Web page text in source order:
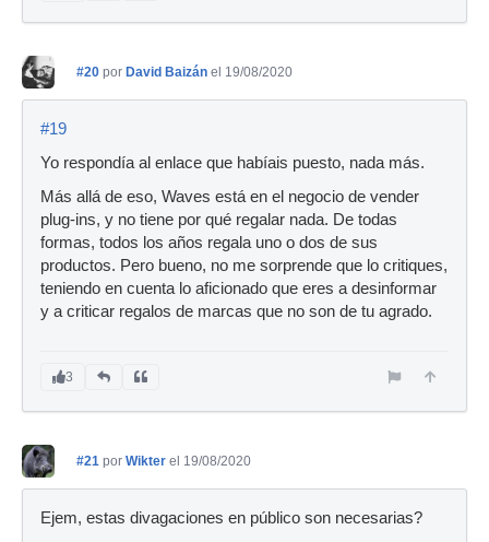
#20 por David Baizán el 19/08/2020
#19
Yo respondía al enlace que habíais puesto, nada más.
Más allá de eso, Waves está en el negocio de vender
plug-ins, y no tiene por qué regalar nada. De todas
formas, todos los años regala uno o dos de sus
productos. Pero bueno, no me sorprende que lo critiques,
teniendo en cuenta lo aficionado que eres a desinformar
y a criticar regalos de marcas que no son de tu agrado.
3
#21 por Wikter el 19/08/2020
Ejem, estas divagaciones en público son necesarias?